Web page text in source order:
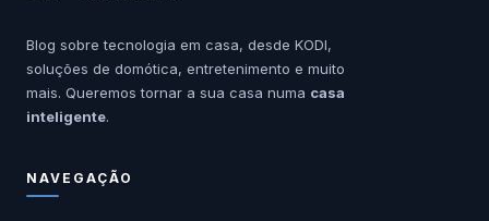
Blog sobre tecnologia em casa, desde KODI,
soluções de domótica, entretenimento e muito
mais. Queremos tornar a sua casa numa casa
inteligente.
NAVEGAÇÃO